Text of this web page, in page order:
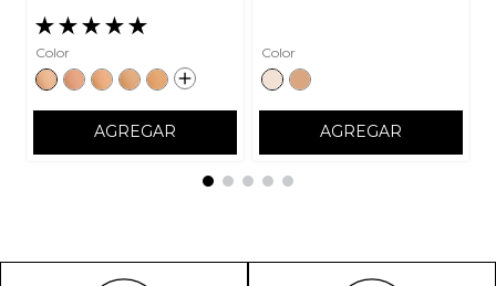
★★★★★
Color
AGREGAR
Color
AGREGAR